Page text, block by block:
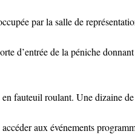
par la salle de
d’entrée de la péniche
fauteuil roulant. Une dizaine
aux événements